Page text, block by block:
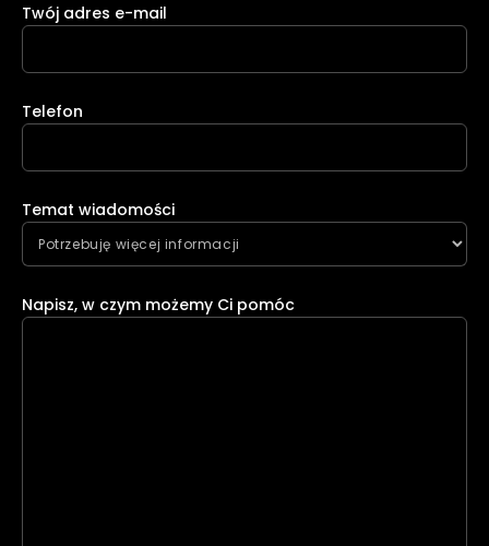
Twój adres e-mail
Telefon
Temat wiadomości
Napisz, w czym możemy Ci pomóc